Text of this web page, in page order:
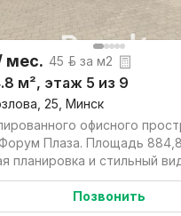
мес. 45 р. за м2
м², этаж 5 из 9
25, Минск
офисного
Плаза. Площадь
планировка и стильный
Позвонить